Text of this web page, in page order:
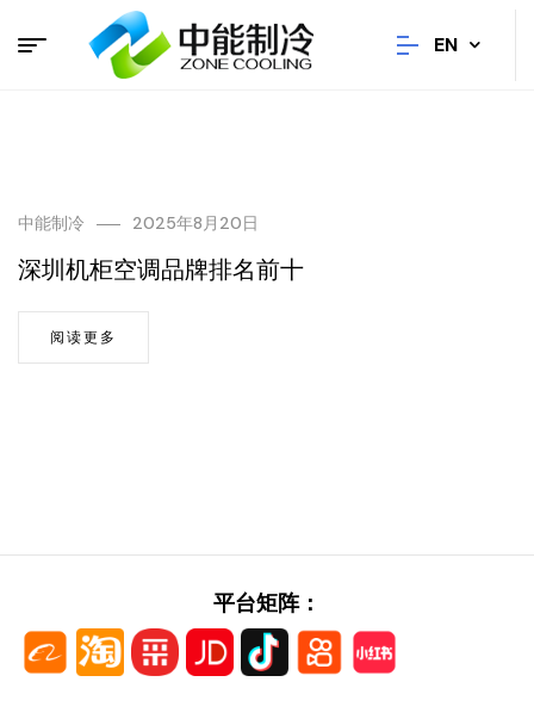
EN
中能制冷 2025年8月20日
深圳机柜空调品牌排名前十
阅读更多
平台矩阵：